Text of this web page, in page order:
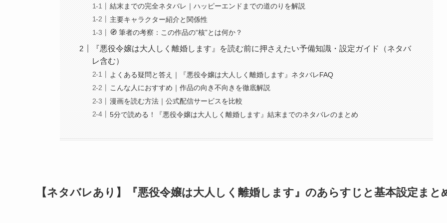
結末までの完全ネタバレ｜ハッピーエンドまでの道のりを解説
主要キャラクター紹介と関係性
🧭 筆者の考察：この作品の“核”とは何か？
『悪役令嬢は大人しく離婚します』を読む前に押さえたい予備知識・設定ガイド（ネタバ
レ含む）
よくある疑問と答え｜『悪役令嬢は大人しく離婚します』ネタバレFAQ
こんな人におすすめ｜作品の向き不向きを徹底解説
漫画を読む方法｜公式配信サービスを比較
5分で読める！『悪役令嬢は大人しく離婚します』結末までのネタバレのまとめ
【ネタバレあり】『悪役令嬢は大人しく離婚します』のあらすじと基本設定まと